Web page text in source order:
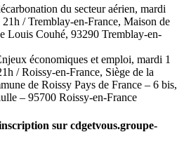
du secteur aérien, mardi
/ Tremblay-en-France, Maison de
Louis Couhé, 93290 Tremblay-en-
économiques et emploi, mardi 1
/ Roissy-en-France, Siège de la
de Roissy Pays de France – 6 bis,
– 95700 Roissy-en-France
sur cdgetvous.groupe-